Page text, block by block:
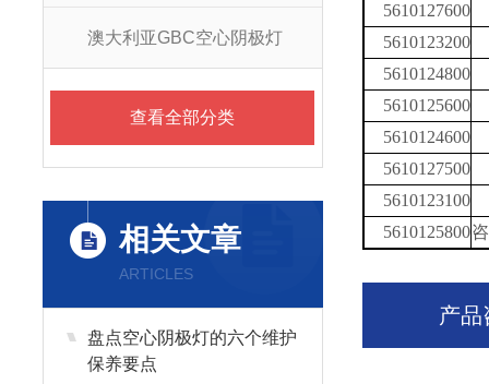
澳大利亚GBC空心阴极灯
查看全部分类
相关文章
ARTICLES
盘点空心阴极灯的六个维护
保养要点
5610127600
5610123200
5610124800
5610125600
5610124600
5610127500
5610123100
5610125800
产品